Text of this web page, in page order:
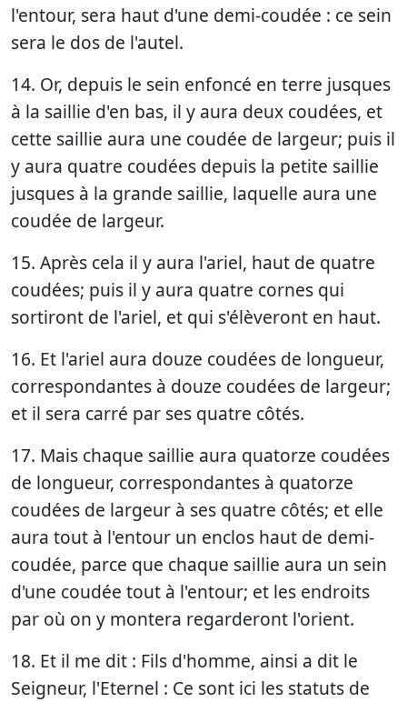
l'entour, sera haut d'une demi-coudée : ce sein
sera le dos de l'autel.
14. Or, depuis le sein enfoncé en terre jusques
à la saillie d'en bas, il y aura deux coudées, et
cette saillie aura une coudée de largeur; puis il
y aura quatre coudées depuis la petite saillie
jusques à la grande saillie, laquelle aura une
coudée de largeur.
15. Après cela il y aura l'ariel, haut de quatre
coudées; puis il y aura quatre cornes qui
sortiront de l'ariel, et qui s'élèveront en haut.
16. Et l'ariel aura douze coudées de longueur,
correspondantes à douze coudées de largeur;
et il sera carré par ses quatre côtés.
17. Mais chaque saillie aura quatorze coudées
de longueur, correspondantes à quatorze
coudées de largeur à ses quatre côtés; et elle
aura tout à l'entour un enclos haut de demi-
coudée, parce que chaque saillie aura un sein
d'une coudée tout à l'entour; et les endroits
par où on y montera regarderont l'orient.
18. Et il me dit : Fils d'homme, ainsi a dit le
Seigneur, l'Eternel : Ce sont ici les statuts de